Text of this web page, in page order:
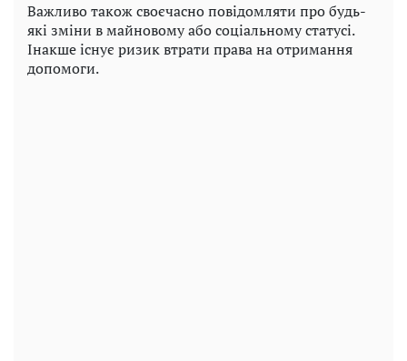
Важливо також своєчасно повідомляти про будь-
які зміни в майновому або соціальному статусі.
Інакше існує ризик втрати права на отримання
допомоги.